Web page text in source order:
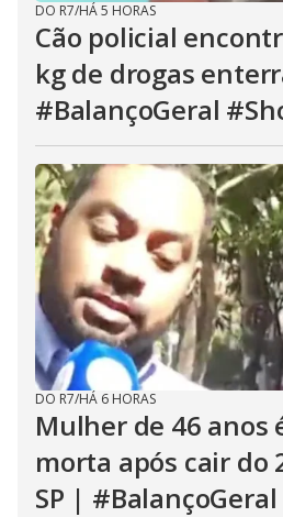
DO R7/HÁ 5 HORAS
Cão policial
kg de drogas
#BalançoGeral
DO R7/HÁ 6 HORAS
Mulher de 46 anos
morta após cair do
SP |